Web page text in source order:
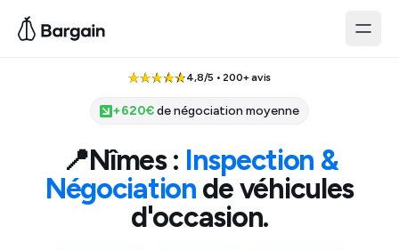
4,8/5 • 200+ avis
+620€de négociation moyenne
📍Nîmes: Inspection &
Négociation de véhicules
d'occasion.